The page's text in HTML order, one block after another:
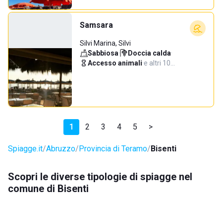
Samsara
Silvi Marina, Silvi
Sabbiosa· Doccia calda·
Accesso animali·e altri 10…
1 2 3 4 5 >
Spiagge.it Abruzzo Provincia di Teramo Bisenti
Scopri le diverse tipologie di spiagge nel
comune di Bisenti